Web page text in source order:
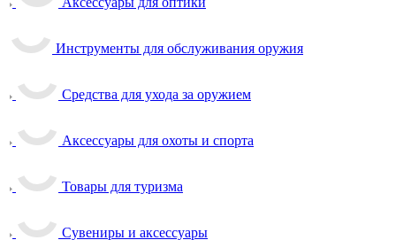
Инструменты для обслуживания оружия
Средства для ухода за оружием
Аксессуары для охоты и спорта
Товары для туризма
Сувениры и аксессуары